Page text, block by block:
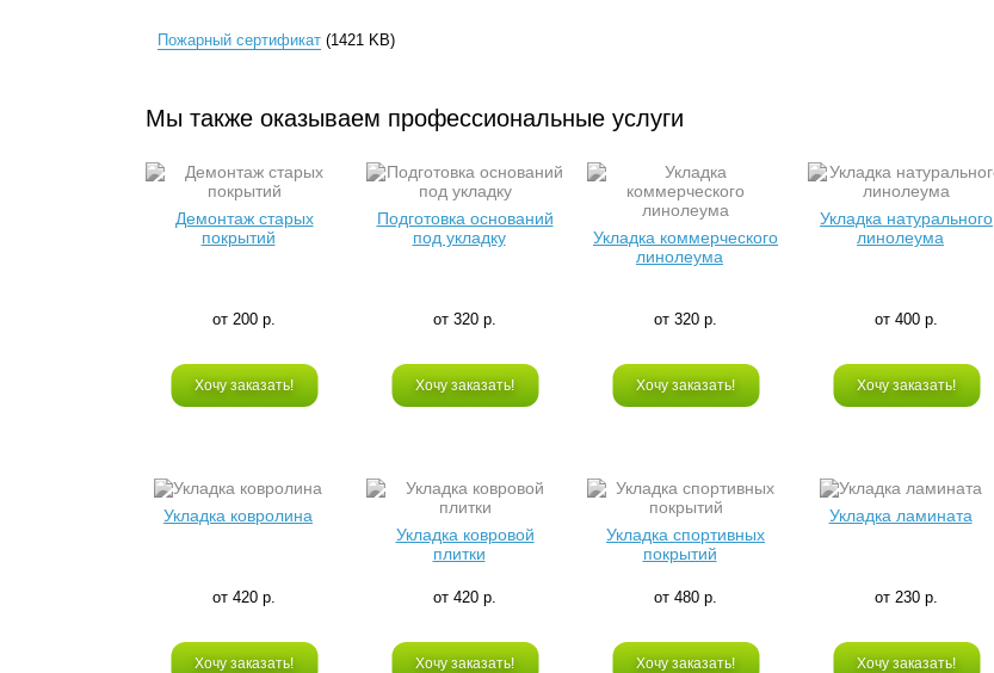
Пожарный сертификат (1421 KB)
Мы также оказываем профессиональные услуги
Демонтаж старых
покрытий
от 200 р.
Хочу заказать!
Подготовка оснований
под укладку
от 320 р.
Хочу заказать!
Укладка коммерческого
линолеума
от 320 р.
Хочу заказать!
Укладка натурального
линолеума
от 400 р.
Хочу заказать!
Укладка ковролина
от 420 р.
Хочу заказать!
Укладка ковровой
плитки
от 420 р.
Хочу заказать!
Укладка спортивных
покрытий
от 480 р.
Хочу заказать!
Укладка ламината
от 230 р.
Хочу заказать!